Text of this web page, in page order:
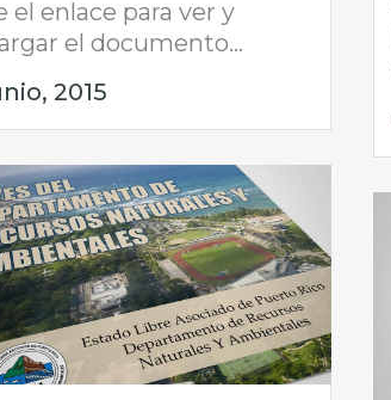
el enlace para ver y
el documento...
2015